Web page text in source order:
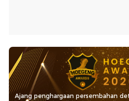
Ajang penghargaan persembahan